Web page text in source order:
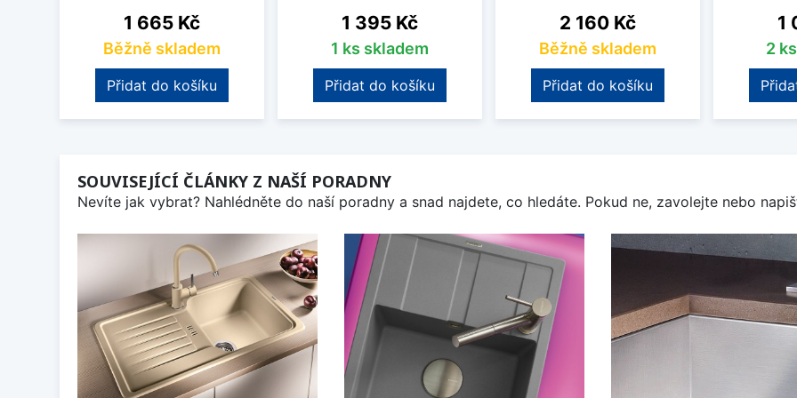
Cena
1 665 Kč
Běžně skladem
Přidat do košíku
Cena
1 395 Kč
1 ks skladem
Přidat do košíku
Cena
2 160 Kč
Běžně skladem
Přidat do košíku
1
2
SOUVISEJÍCÍ ČLÁNKY Z NAŠÍ PORADNY
Nevíte jak vybrat? Nahlédněte do naší poradny a snad najdete, co hledáte. Pokud ne, zavolejte nebo